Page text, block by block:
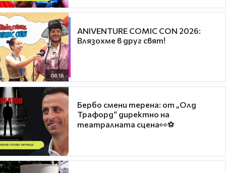
08:16
ANIVENTURE COMIC CON 2026:
Влязохме в друг свят!
Бербо смени терена: от „Олд
Трафорд“ директно на
театралната сцена👀⚽